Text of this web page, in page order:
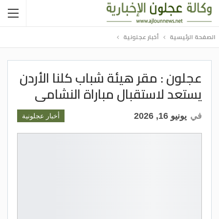
الصفحة الرئيسية أخبار عجلونية
عجلون : مقر هيئة شباب كلنا الأردن
يستعد لاستقبال مباراة النشامى
أخبار عجلونية في يونيو 16, 2026